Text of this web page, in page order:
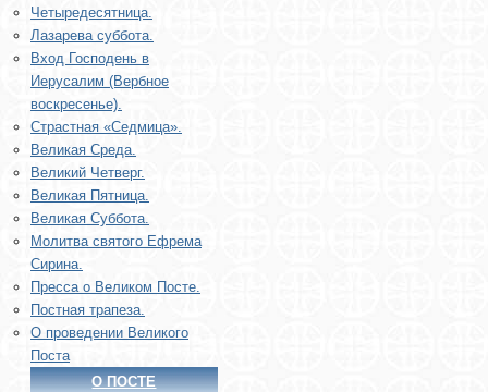
Четыредесятница.
Лазарева суббота.
Вход Господень в
Иерусалим (Вербное
воскресенье).
Страстная «Седмица».
Великая Среда.
Великий Четверг.
Великая Пятница.
Великая Суббота.
Молитва святого Ефрема
Сирина.
Пресса о Великом Посте.
Постная трапеза.
О проведении Великого
Поста
О ПОСТЕ